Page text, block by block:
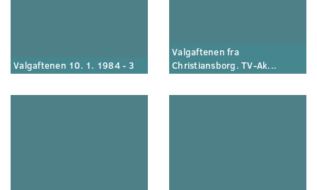
Valgaftenen 10. 1. 1984 - 3
Valgaftenen fra
Christiansborg. TV-Ak...